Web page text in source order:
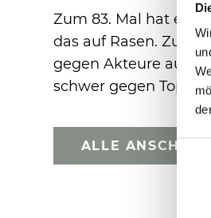
Zum 83. Mal hat er
das auf Rasen.
gegen Akteure aus
schwer gegen Top-
ALLE